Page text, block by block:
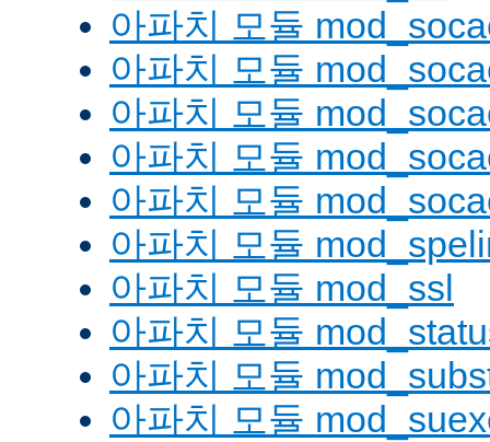
아파치 모듈
아파치 모듈
아파치 모듈
아파치 모듈
아파치 모듈
아파치 모듈
아파치 모듈 mod_ssl
아파치 모듈
아파치 모듈
아파치 모듈